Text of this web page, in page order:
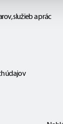
služieb a prác
údajov